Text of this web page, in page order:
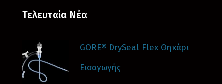
Τελευταία Νέα
GORE® DrySeal Flex Θηκάρι
Eισαγωγής